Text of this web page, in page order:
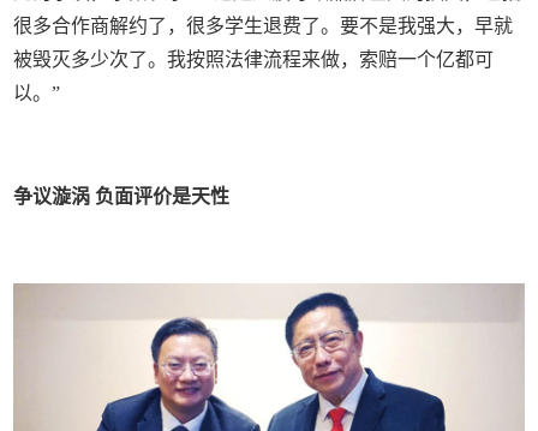
很多合作商解约了，很多学生退费了。要不是我强大，早就
被毁灭多少次了。我按照法律流程来做，索赔一个亿都可
以。”
争议漩涡 负面评价是天性